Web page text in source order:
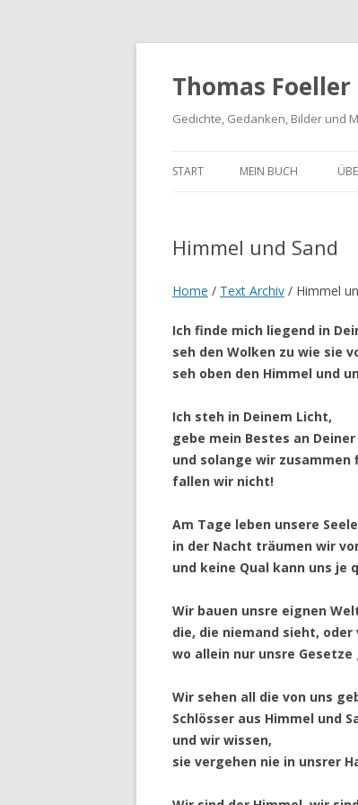
Thomas
Gedichte, Gedanken, Bilder und
START MEIN BUCH
Himmel und Sand
Home / Text Archiv / Himmel
Ich finde mich liegend in
seh den Wolken zu wie sie
seh oben den Himmel und
Ich steh in Deinem Licht,
gebe mein Bestes an
und solange wir zusammen
fallen wir nicht!
Am Tage leben unsere
in der Nacht träumen wir
und keine Qual kann uns je
Wir bauen unsre eignen
die, die niemand sieht,
wo allein nur unsre Gesetze
Wir sehen all die von uns
Schlösser aus Himmel und
und wir wissen,
sie vergehen nie in unsrer